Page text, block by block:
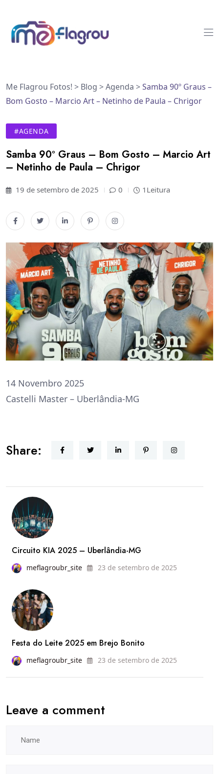
Me Flagrou Fotos! > Blog >Agenda >Samba 90º Graus –
Bom Gosto – Marcio Art – Netinho de Paula – Chrigor
#AGENDA
Samba 90º Graus – Bom Gosto – Marcio Art
– Netinho de Paula – Chrigor
19 de setembro de 2025 0 1Leitura
14 Novembro 2025
Castelli Master – Uberlândia-MG
Share:
Circuito KIA 2025 – Uberlândia-MG
meflagroubr_site 23 de setembro de 2025
Festa do Leite 2025 em Brejo Bonito
meflagroubr_site 23 de setembro de 2025
Leave a comment